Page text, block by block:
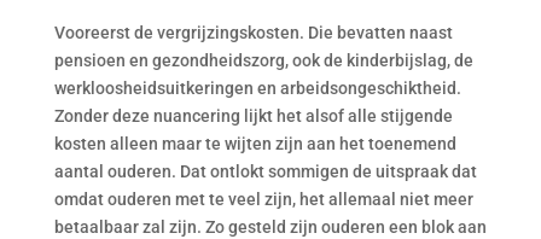
Vooreerst de vergrijzingskosten. Die bevatten naast
pensioen en gezondheidszorg, ook de kinderbijslag, de
werkloosheidsuitkeringen en arbeidsongeschiktheid.
Zonder deze nuancering lijkt het alsof alle stijgende
kosten alleen maar te wijten zijn aan het toenemend
aantal ouderen. Dat ontlokt sommigen de uitspraak dat
omdat ouderen met te veel zijn, het allemaal niet meer
betaalbaar zal zijn. Zo gesteld zijn ouderen een blok aan